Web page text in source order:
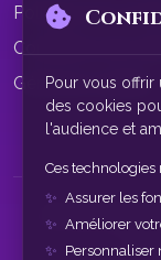
Politique de
Conditions de
Gérer les cookies
© 2026
Pour vous
des cookies
l'audience et
Ces
Assurer les
Améliorer
Personnaliser